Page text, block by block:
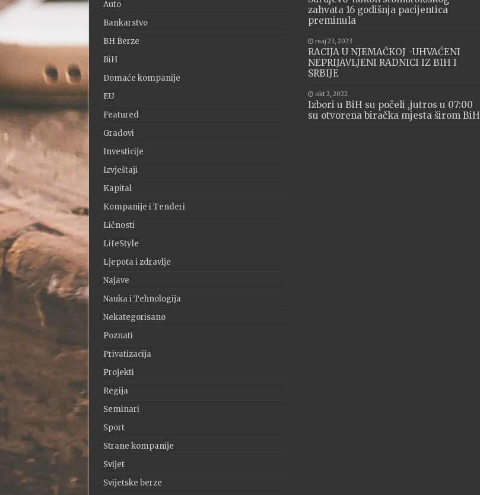
Auto
Bankarstvo
BH Berze
BiH
Domaće kompanije
EU
Featured
Gradovi
Investicije
Izvještaji
Kapital
Kompanije i Tenderi
Ličnosti
LifeStyle
Ljepota i zdravlje
Najave
Nauka i Tehnologija
Nekategorisano
Poznati
Privatizacija
Projekti
Regija
Seminari
Sport
Strane kompanije
Svijet
Svijetske berze
zahvata 16 godišnja pacijentica
preminula
maj 23, 2023
RACIJA U NJEMAČKOJ -UHVAĆENI
NEPRIJAVLJENI RADNICI IZ BIH I
SRBIJE
okt 2, 2022
Izbori u BiH su počeli ,jutros u 07:00
su otvorena biračka mjesta širom BiH